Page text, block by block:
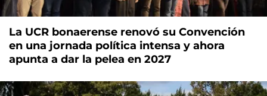
La UCR bonaerense renovó su Convención
en una jornada política intensa y ahora
apunta a dar la pelea en 2027